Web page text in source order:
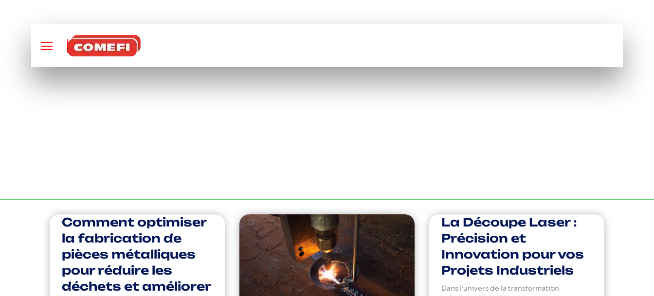
Comment optimiser
la fabrication de
pièces métalliques
pour réduire les
déchets et améliorer
La Découpe Laser :
Précision et
Innovation pour vos
Projets Industriels
Dans l’univers de la transformation